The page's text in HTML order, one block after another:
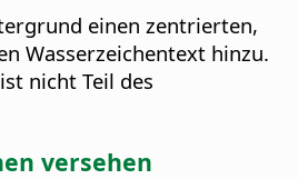
einen zentrierten,
Wasserzeichentext hinzu.
nicht Teil des
versehen